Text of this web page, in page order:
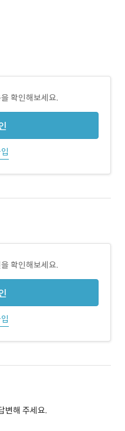
확인해보세요.
확인해보세요.
변해 주세요.